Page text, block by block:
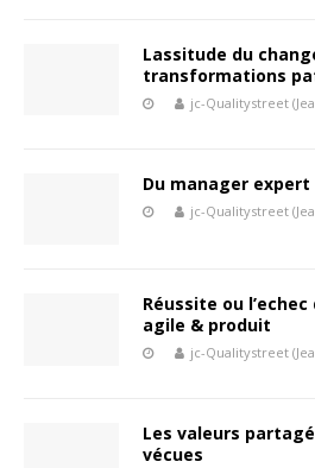
Lassitude du
transformations
jc-Qualitystreet
Du manager
jc-Qualitystreet
Réussite ou
agile & produit
jc-Qualitystreet
Les valeurs
vécues